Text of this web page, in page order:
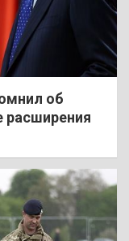
об
расширения